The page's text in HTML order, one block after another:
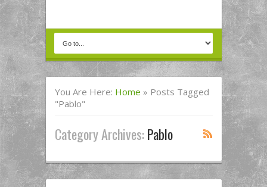
You Are Here: Home » Posts Tagged
"pablo"
Category Archives:Pablo